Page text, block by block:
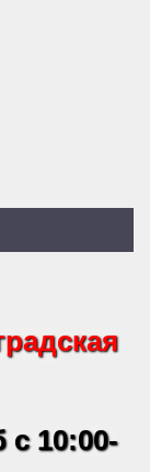
10:00-